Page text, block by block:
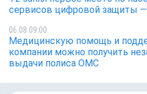
сервисов цифровой защиты
06.08 09:00
Медицинскую помощь и
компании можно получить
выдачи полиса ОМС